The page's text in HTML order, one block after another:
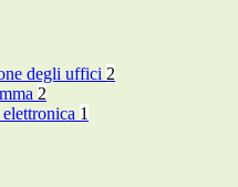
degli uffici 2
2
1